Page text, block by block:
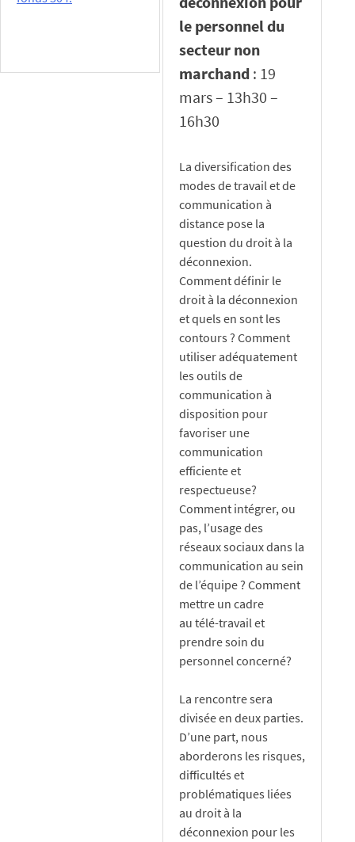
le personnel du
secteur non
marchand: 19
mars – 13h30 –
16h30
La diversification des
modes de travail et de
communication à
distance pose la
question du droit à la
déconnexion.
Comment définir le
droit à la déconnexion
et quels en sont les
contours ? Comment
utiliser adéquatement
les outils de
communication à
disposition pour
favoriser une
communication
efficiente et
respectueuse?
Comment intégrer, ou
pas, l’usage des
réseaux sociaux dans la
communication au sein
de l’équipe ? Comment
mettre un cadre
au télé-travail et
prendre soin du
personnel concerné?
La rencontre sera
divisée en deux parties.
D’une part, nous
aborderons les risques,
difficultés et
problématiques liées
au droit à la
déconnexion pour les